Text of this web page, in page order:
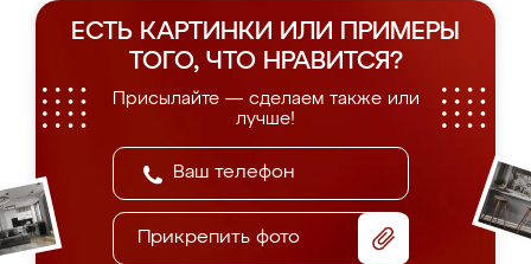
ЕСТЬ КАРТИНКИ ИЛИ ПРИМЕРЫ
ТОГО, ЧТО НРАВИТСЯ?
Присылайте — сделаем также или
лучше!
Прикрепить фото